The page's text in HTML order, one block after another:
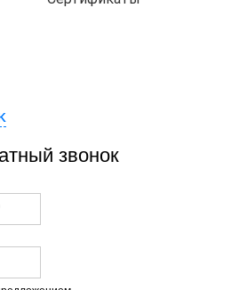
звонок